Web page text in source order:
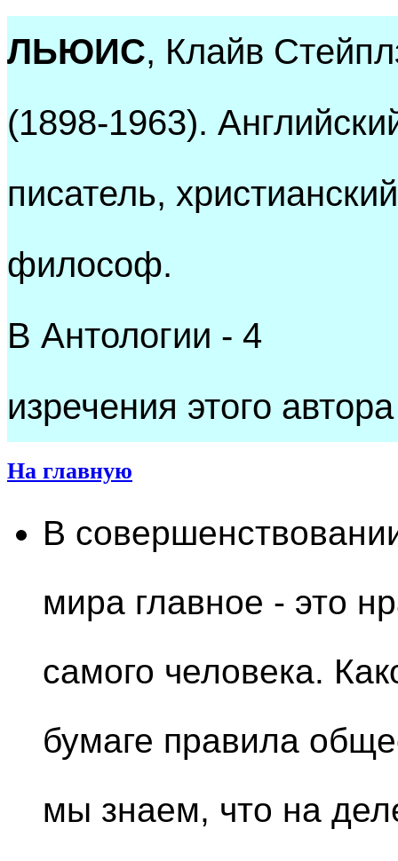
ЛЬЮИС, Клайв
(1898-1963).
писатель, христианский
философ.
В Антологии - 4
изречения этого автора
На главную
В
мира главное - это
самого человека.
бумаге правила
мы знаем, что на